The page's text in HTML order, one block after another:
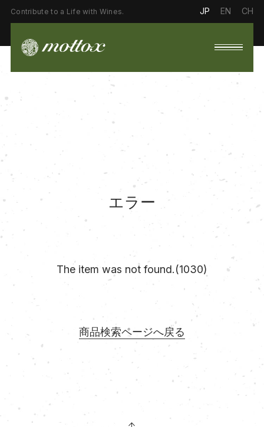
Contribute to a Life with Wines. JP EN CH
エラー
The item was not found.(1030)
商品検索ページへ戻る